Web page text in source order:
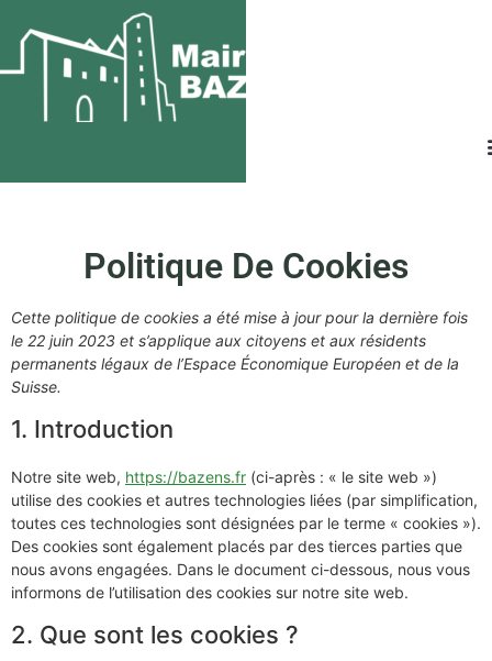
Politique De Cookies
Cette politique de cookies a été mise à jour pour la dernière fois
le 22 juin 2023 et s’applique aux citoyens et aux résidents
permanents légaux de l’Espace Économique Européen et de la
Suisse.
1. Introduction
Notre site web, https://bazens.fr (ci-après : « le site web »)
utilise des cookies et autres technologies liées (par simplification,
toutes ces technologies sont désignées par le terme « cookies »).
Des cookies sont également placés par des tierces parties que
nous avons engagées. Dans le document ci-dessous, nous vous
informons de l’utilisation des cookies sur notre site web.
2. Que sont les cookies ?